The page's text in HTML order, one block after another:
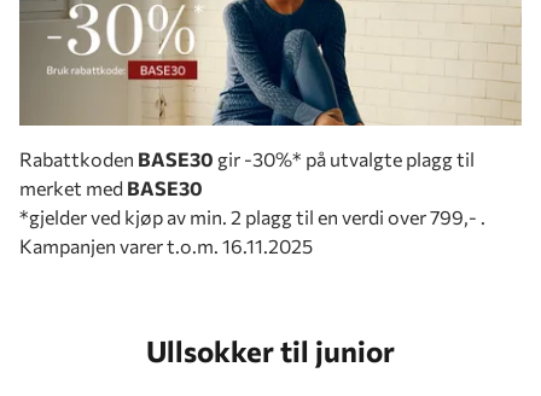
Rabattkoden BASE30 gir -30%* på utvalgte plagg til
merket med BASE30
*gjelder ved kjøp av min. 2 plagg til en verdi over 799,- .
Kampanjen varer t.o.m. 16.11.2025
Ullsokker til junior